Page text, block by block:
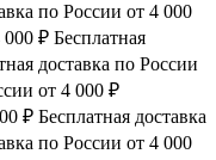
по России от 4 000
000 ₽ Бесплатная
доставка по России
от 4 000 ₽
₽ Бесплатная доставка
по России от 4 000